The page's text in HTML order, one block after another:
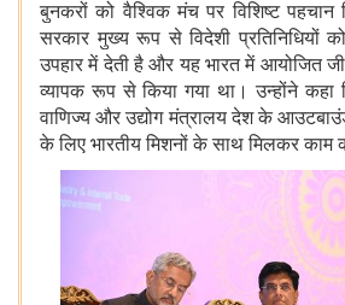
बुनकरों को वैश्विक मंच पर विशिष्‍ट पहचान
सरकार मुख्य रूप से विदेशी प्रतिनिधियों
उपहार में देती है और यह भारत में आयोजित
व्यापक रूप से किया गया था। उन्होंने
वाणिज्य और उद्योग मंत्रालय देश के
के लिए भारतीय मिशनों के साथ मिलकर काम